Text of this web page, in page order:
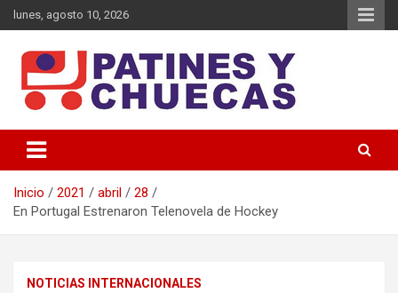
lunes, agosto 10, 2026
Patines y Chuecas
Inicio 2021 abril
28
En Portugal Estrenaron Telenovela de Hockey
NOTICIAS INTERNACIONALES